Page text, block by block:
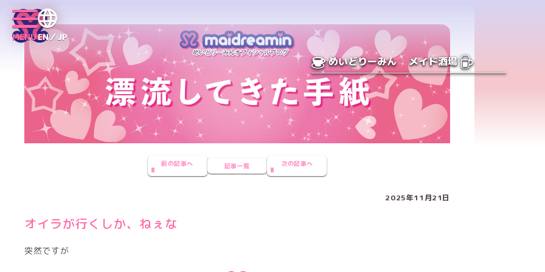
MENUEN／JP
めいどりーみん メイド酒場
前の記事へ 記事一覧 次の記事へ
2025年11月21日
オイラが行くしか、ねぇな
突然ですが